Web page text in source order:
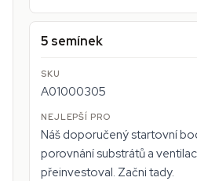
5 semínek
A01000305
Náš doporučený startovní
porovnání substrátů a
přeinvestoval. Začni tady.